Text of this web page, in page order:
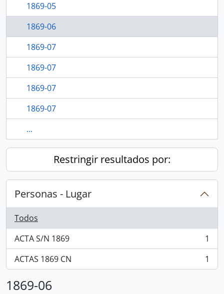
1869-05
1869-06
1869-07
1869-07
1869-07
1869-07
...
Restringir resultados por:
Personas - Lugar
Todos
ACTA S/N 1869
, 1 resultados
1
ACTAS 1869 CN
, 1 resultados 1
1869-06